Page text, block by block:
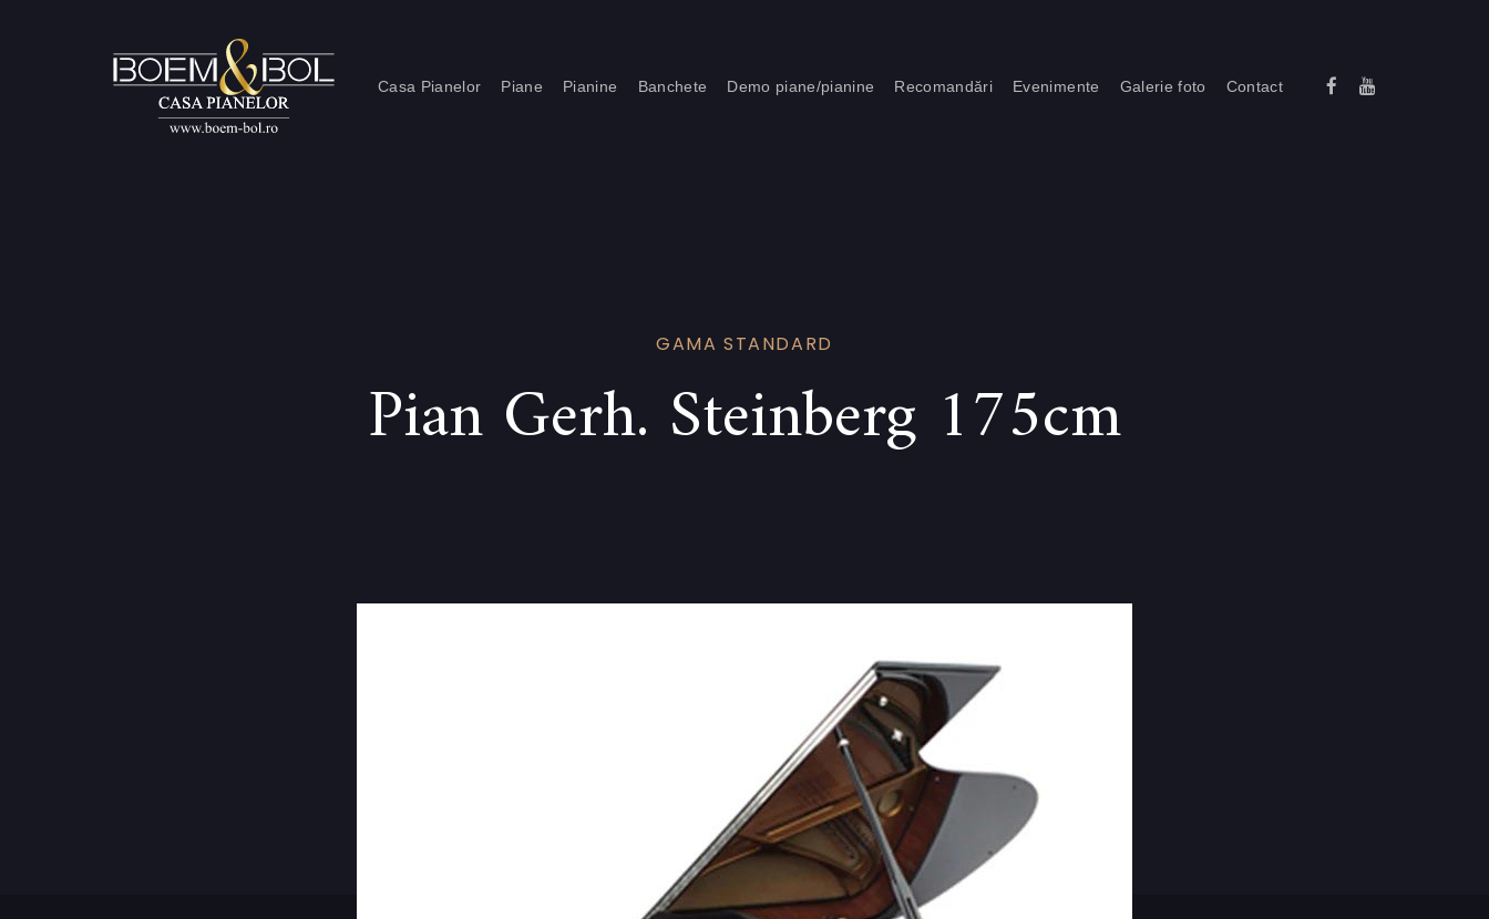
Casa Pianelor Piane Pianine Banchete Demo piane/pianine Recomandări Evenimente Galerie foto Contact
GAMA STANDARD
Pian Gerh. Steinberg 175cm